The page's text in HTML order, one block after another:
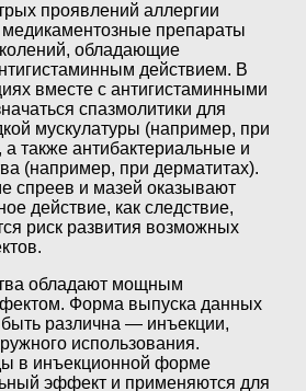
проявлений аллергии
медикаментозные препараты
обладающие
действием. В
вместе с антигистаминными
спазмолитики для
мускулатуры (например, при
также антибактериальные и
(например, при дерматитах).
спреев и мазей оказывают
действие, как следствие,
риск развития возможных
обладают мощным
Форма выпуска данных
различна — инъекции,
использования.
в инъекционной форме
эффект и применяются для